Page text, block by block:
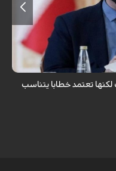
"كاظم غريب آبادي" أن
يجب ان تدار الرسائل
لكنها تعتمد خطابا يتناسب